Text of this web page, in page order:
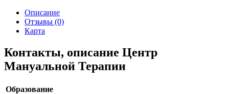
Описание
Отзывы (0)
Карта
Контакты, описание Центр
Мануальной Терапии
Образование